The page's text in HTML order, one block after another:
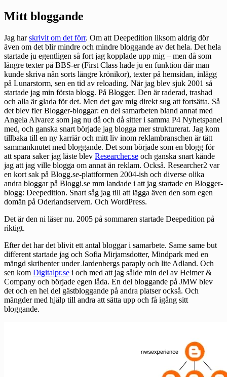
Mitt bloggande
Jag harskrivit om det förr. Om att Deepedition liksom aldrig dör
även om det blir mindre och mindre bloggande av det hela. Det hela
startade ju egentligen så fort jag kopplade upp mig – men då som
längre texter på BBS-er (First Class hade ju en funktion där man
kunde skriva nån sorts längre krönikor), texter på hemsidan, inlägg
på Lunarstorm, sen en tid av reloading. När jag blev sjuk 2001 så
startade jag min första blogg. På Blogger. Den är raderad, trashad
och alla är glada för det. Men det gav mig direkt sug att fortsätta. Så
det blev fler Blogger-bloggar: en del samarbeten bland annat med
Angela Alvarez som jag nu då och då sitter i samma P4 Nyhetspanel
med, och ganska snart började jag blogga mer strukturerat. Jag kom
tillbaka till en ny karriär och mitt liv inom reklambranschen är tätt
sammanknutet med bloggande. Det som började som en blogg för
att spara saker jag läste blev Researcher.se och ganska snart kände
jag att jag ville blogga om annat än reklam. Också. Researcher2 var
en kort sak på Blogg.se-plattformen 2004-ish och diverse olika
andra bloggar på Bloggi.se mm landade i att jag startade en Blogger-
blogg: Deepedition. Snart såg jag till att lägga även den som egen
domän på Oderlandservern. Och WordPress.
Det är den ni läser nu. 2005 på sommaren startade Deepedition på
riktigt.
Efter det har det blivit ett antal bloggar i samarbete. Same same but
different startade jag och Sofia Mirjamsdotter, Mindpark med en
mängd skribenter under Jardenbergs paraply och lite Adland. Och
sen kom Digitalpr.se i och med att jag sålde min del av Heimer &
Company och började egen låda. En del bloggande på JMW blev
det och en hel del gästbloggande på andra platser också. Och
mängder med hjälp till andra att sätta upp och få igång sitt
bloggande.